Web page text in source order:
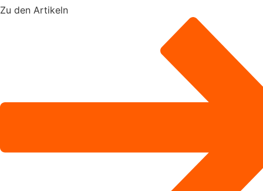
Zu den Artikeln